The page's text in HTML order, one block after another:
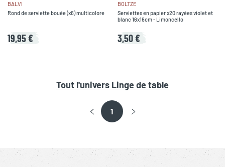
BALVI
Rond de serviette bouée (x6) multicolore
19,95 €
BOLTZE
Serviettes en papier x20 rayées violet et
blanc 16x16cm - Limoncello
3,50 €
Tout l'univers Linge de table
1